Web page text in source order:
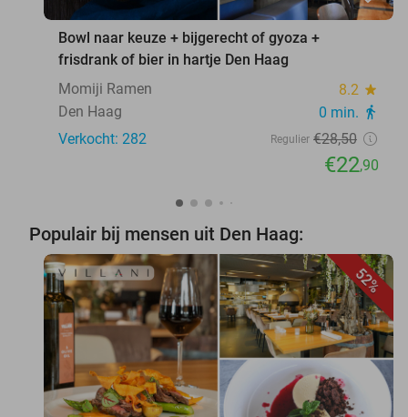
Bowl naar keuze + bijgerecht of gyoza +
frisdrank of bier in hartje Den Haag
Momiji Ramen
8.2 star
Den Haag 0 min. directions_walk
Verkocht: 282 Regulier €28,50
€22,90
Populair bij mensen uit Den Haag:
52%